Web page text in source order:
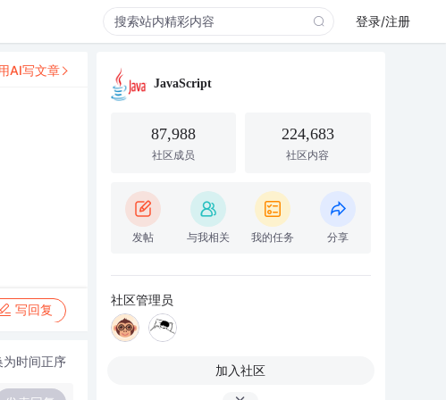
登录/注册
写回复
用AI写文章
为时间正序
JavaScript
87,988
社区成员
224,683
社区内容
发帖 与我相关 我的任务 分享
社区管理员
加入社区